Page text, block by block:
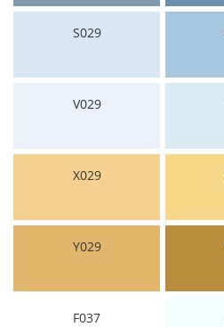
S029
V029
X029
Y029
F037